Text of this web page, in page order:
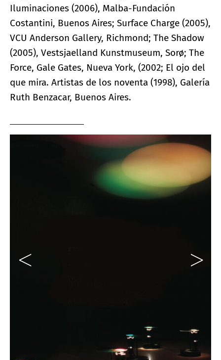
Iluminaciones (2006), Malba-Fundación
Costantini, Buenos Aires; Surface Charge (2005),
VCU Anderson Gallery, Richmond; The Shadow
(2005), Vestsjaelland Kunstmuseum, Sorø; The
Force, Gale Gates, Nueva York, (2002; El ojo del
que mira. Artistas de los noventa (1998), Galería
Ruth Benzacar, Buenos Aires.